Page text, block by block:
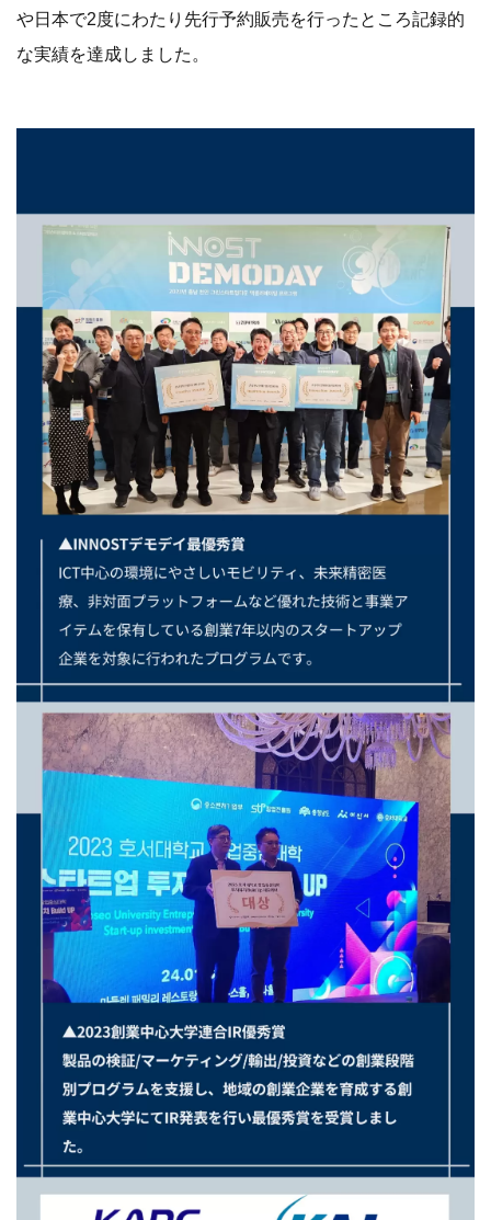
や日本で2度にわたり先行予約販売を行ったところ記録的
な実績を達成しました。